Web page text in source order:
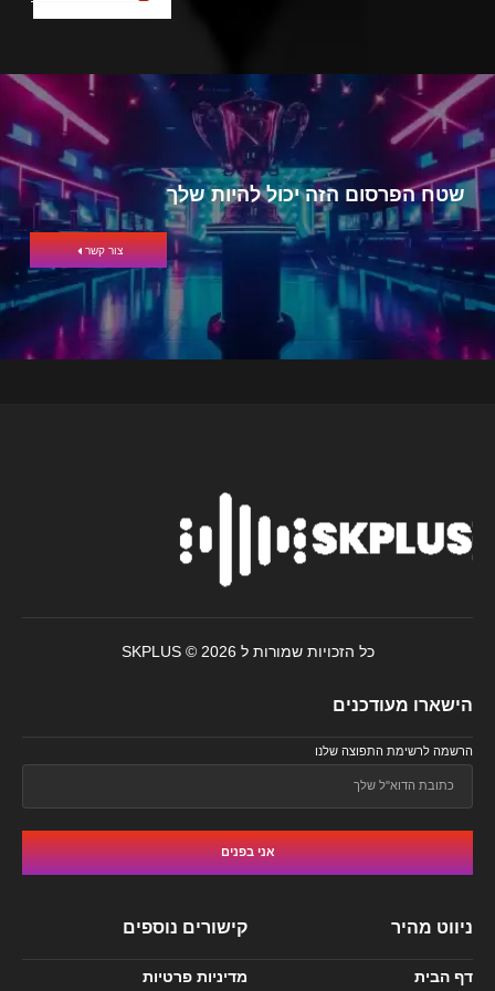
שטח הפרסום הזה יכול להיות שלך
צור קשר
הישארו מעודכנים
הרשמה לרשימת התפוצה שלנו
אני בפנים
ניווט מהיר
דף הבית
קישורים נוספים
מדיניות פרטיות
כל הזכויות שמורות ל SKPLUS © 2026